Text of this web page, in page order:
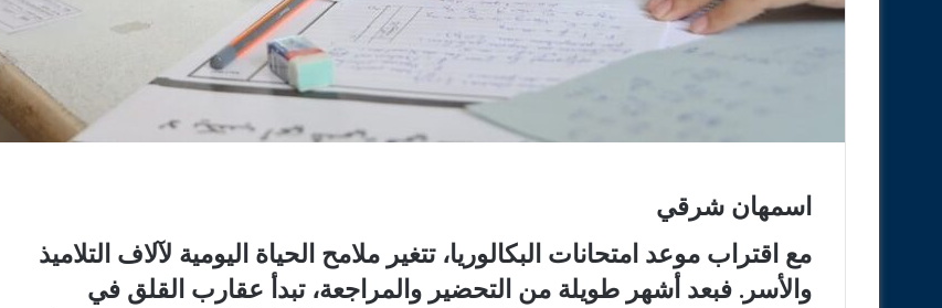
اسمهان شرقي
مع اقتراب موعد امتحانات البكالوريا، تتغير ملامح الحياة اليومية لآلاف التلاميذ
والأسر. فبعد أشهر طويلة من التحضير والمراجعة، تبدأ عقارب القلق في